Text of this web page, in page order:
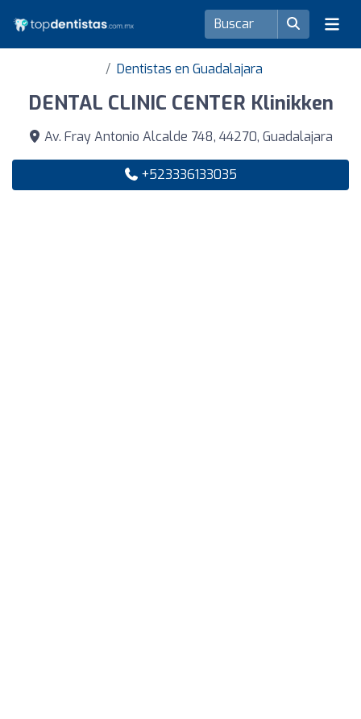
Dentistas en Guadalajara
DENTAL CLINIC CENTER Klinikken
Av. Fray Antonio Alcalde 748, 44270, Guadalajara
+523336133035